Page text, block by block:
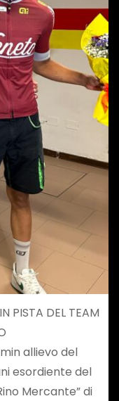
PISTA DEL TEAM
allievo del
esordiente del
Mercante” di